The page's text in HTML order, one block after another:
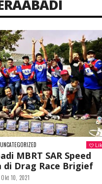
UNCATEGORIZED
MBRT SAR Speed
di Drag Race Brigief
Okt 10, 2021